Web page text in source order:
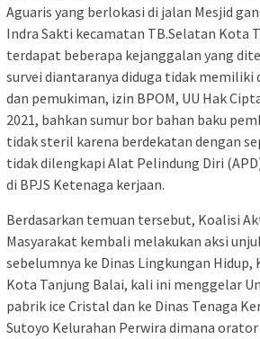
Aguaris yang berlokasi di jalan Mesjid
Indra Sakti kecamatan TB.Selatan Kota
terdapat beberapa kejanggalan yang
survei diantaranya diduga tidak memiliki
dan pemukiman, izin BPOM, UU Hak
2021, bahkan sumur bor bahan baku
tidak steril karena berdekatan dengan
tidak dilengkapi Alat Pelindung Diri
di BPJS Ketenaga kerjaan.
Berdasarkan temuan tersebut, Koalisi
Masyarakat kembali melakukan aksi
sebelumnya ke Dinas Lingkungan Hidup,
Kota Tanjung Balai, kali ini menggelar
pabrik ice Cristal dan ke Dinas Tenaga
Sutoyo Kelurahan Perwira dimana